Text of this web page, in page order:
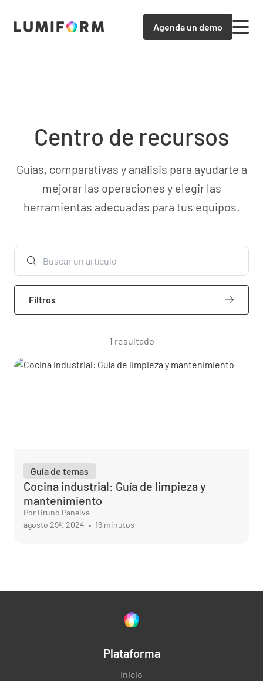
Agenda un demo
Centro de recursos
Guías, comparativas y análisis para ayudarte a
mejorar las operaciones y elegir las
herramientas adecuadas para tus equipos.
Filtros
1 resultado
Guía de temas
Cocina industrial: Guía de limpieza y
mantenimiento
Por Bruno Paneiva
agosto 29º, 2024 • 16 minutos
Plataforma
Inicio